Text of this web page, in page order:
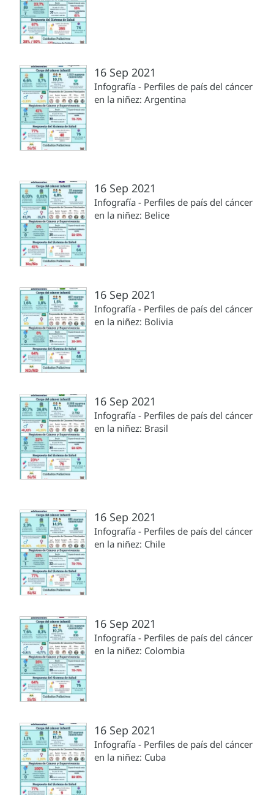
16 Sep 2021
Infografía - Perfiles de país del cáncer
en la niñez: Argentina
16 Sep 2021
Infografía - Perfiles de país del cáncer
en la niñez: Belice
16 Sep 2021
Infografía - Perfiles de país del cáncer
en la niñez: Bolivia
16 Sep 2021
Infografía - Perfiles de país del cáncer
en la niñez: Brasil
16 Sep 2021
Infografía - Perfiles de país del cáncer
en la niñez: Chile
16 Sep 2021
Infografía - Perfiles de país del cáncer
en la niñez: Colombia
16 Sep 2021
Infografía - Perfiles de país del cáncer
en la niñez: Cuba